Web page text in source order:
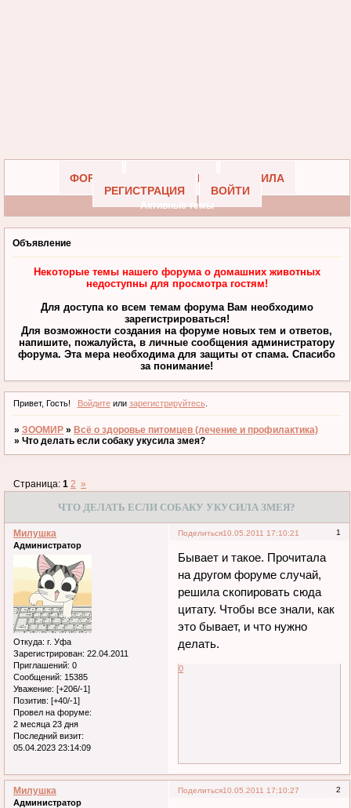
ФОРУМ УЧАСТНИКИ
ПРАВИЛА
РЕГИСТРАЦИЯ
ВОЙТИ
Активные темы
Объявление
Некоторые темы нашего форума о домашних животных
недоступны для просмотра гостям!
Для доступа ко всем темам форума Вам необходимо
зарегистрироваться!
Для возможности создания на форуме новых тем и ответов,
напишите, пожалуйста, в личные сообщения администратору
форума. Эта мера необходима для защиты от спама. Спасибо
за понимание!
Привет, Гость! Войдитеили зарегистрируйтесь.
»ЗООМИР » Всё о здоровье питомцев (лечение и профилактика)
»Что делать если собаку укусила змея?
ЧТО ДЕЛАТЬ ЕСЛИ СОБАКУ УКУСИЛА ЗМЕЯ?
Страница:1 2 »
Поделиться 1
10.05.2011 17:10:21
Милушка
Администратор
Откуда: г. Уфа
Зарегистрирован: 22.04.2011
Приглашений: 0
Сообщений: 15385
Уважение: [+206/-1]
Позитив: [+40/-1]
Провел на форуме:
2 месяца 23 дня
Последний визит:
05.04.2023 23:14:09
Бывает и такое. Прочитала
на другом форуме случай,
решила скопировать сюда
цитату. Чтобы все знали, как
это бывает, и что нужно
делать.
0
Поделиться 2
10.05.2011 17:10:27
Милушка
Администратор